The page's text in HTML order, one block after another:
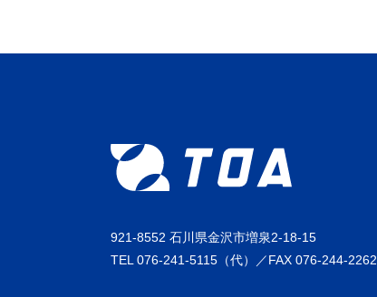
921-8552 石川県金沢市増泉2-18-15
TEL 076-241-5115（代）／FAX 076-244-2262